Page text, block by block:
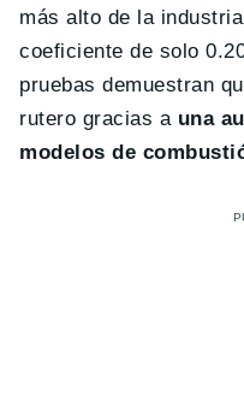
más alto de la
coeficiente de solo
pruebas demuestran
rutero gracias a una
modelos de